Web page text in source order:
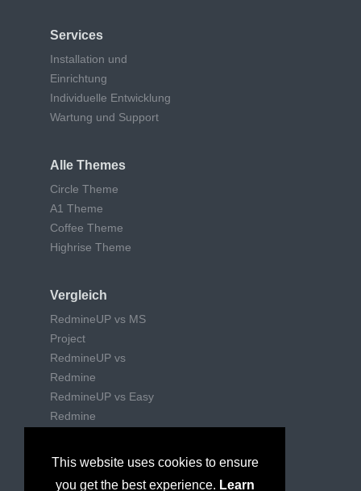
This website uses cookies to ensure
you get the best experience. Learn
Services
Installation und
Einrichtung
Individuelle Entwicklung
Wartung und Support
Alle Themes
Circle Theme
A1 Theme
Coffee Theme
Highrise Theme
Vergleich
RedmineUP vs MS
Project
RedmineUP vs
Redmine
RedmineUP vs Easy
Redmine
RedmineUP vs Jira